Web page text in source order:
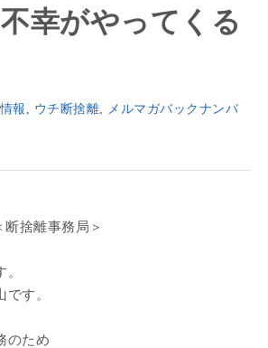
幸がやってくる
報, ウチ断捨離, メルマガバックナンバ
捨離事務局＞
す。
のため